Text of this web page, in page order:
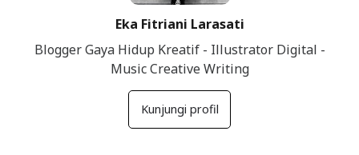
Eka Fitriani Larasati
Blogger Gaya Hidup Kreatif - Illustrator Digital -
Music Creative Writing
Kunjungi profil